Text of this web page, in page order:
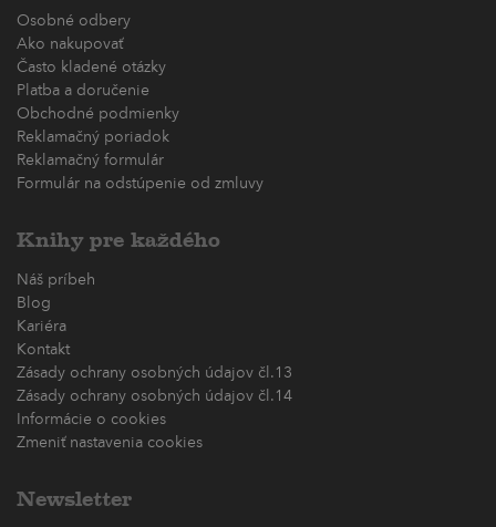
Osobné odbery
Ako nakupovať
Často kladené otázky
Platba a doručenie
Obchodné podmienky
Reklamačný poriadok
Reklamačný formulár
Formulár na odstúpenie od zmluvy
Knihy pre každého
Náš príbeh
Blog
Kariéra
Kontakt
Zásady ochrany osobných údajov čl.13
Zásady ochrany osobných údajov čl.14
Informácie o cookies
Zmeniť nastavenia cookies
Newsletter